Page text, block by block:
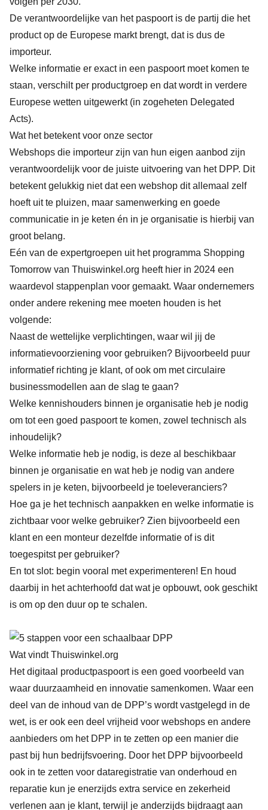
De verantwoordelijke van het paspoort is de partij die het
product op de Europese markt brengt, dat is dus de
importeur.
Welke informatie er exact in een paspoort moet komen te
staan, verschilt per productgroep en dat wordt in verdere
Europese wetten uitgewerkt (in zogeheten Delegated
Acts).
Wat het betekent voor onze sector
Webshops die importeur zijn van hun eigen aanbod zijn
verantwoordelijk voor de juiste uitvoering van het DPP. Dit
betekent gelukkig niet dat een webshop dit allemaal zelf
hoeft uit te pluizen, maar samenwerking en goede
communicatie in je keten én in je organisatie is hierbij van
groot belang.
Eén van de expertgroepen uit het programma Shopping
Tomorrow van Thuiswinkel.org heeft hier in 2024 een
waardevol stappenplan voor gemaakt. Waar ondernemers
onder andere rekening mee moeten houden is het
volgende:
Naast de wettelijke verplichtingen, waar wil jij de
informatievoorziening voor gebruiken? Bijvoorbeeld puur
informatief richting je klant, of ook om met circulaire
businessmodellen aan de slag te gaan?
Welke kennishouders binnen je organisatie heb je nodig
om tot een goed paspoort te komen, zowel technisch als
inhoudelijk?
Welke informatie heb je nodig, is deze al beschikbaar
binnen je organisatie en wat heb je nodig van andere
spelers in je keten, bijvoorbeeld je toeleveranciers?
Hoe ga je het technisch aanpakken en welke informatie is
zichtbaar voor welke gebruiker? Zien bijvoorbeeld een
klant en een monteur dezelfde informatie of is dit
toegespitst per gebruiker?
En tot slot: begin vooral met experimenteren! En houd
daarbij in het achterhoofd dat wat je opbouwt, ook geschikt
is om op den duur op te schalen.
Wat vindt Thuiswinkel.org
Het digitaal productpaspoort is een goed voorbeeld van
waar duurzaamheid en innovatie samenkomen. Waar een
deel van de inhoud van de DPP’s wordt vastgelegd in de
wet, is er ook een deel vrijheid voor webshops en andere
aanbieders om het DPP in te zetten op een manier die
past bij hun bedrijfsvoering. Door het DPP bijvoorbeeld
ook in te zetten voor dataregistratie van onderhoud en
reparatie kun je enerzijds extra service en zekerheid
verlenen aan je klant, terwijl je anderzijds bijdraagt aan